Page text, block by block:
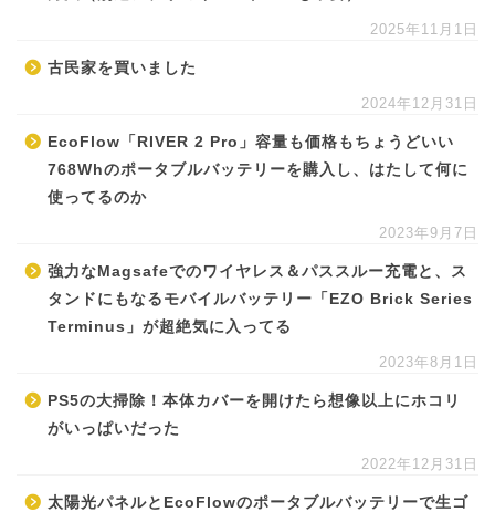
2025年11月1日
古民家を買いました
2024年12月31日
EcoFlow「RIVER 2 Pro」容量も価格もちょうどいい
768Whのポータブルバッテリーを購入し、はたして何に
使ってるのか
2023年9月7日
強力なMagsafeでのワイヤレス＆パススルー充電と、ス
タンドにもなるモバイルバッテリー「EZO Brick Series
Terminus」が超絶気に入ってる
2023年8月1日
PS5の大掃除！本体カバーを開けたら想像以上にホコリ
がいっぱいだった
2022年12月31日
太陽光パネルとEcoFlowのポータブルバッテリーで生ゴ